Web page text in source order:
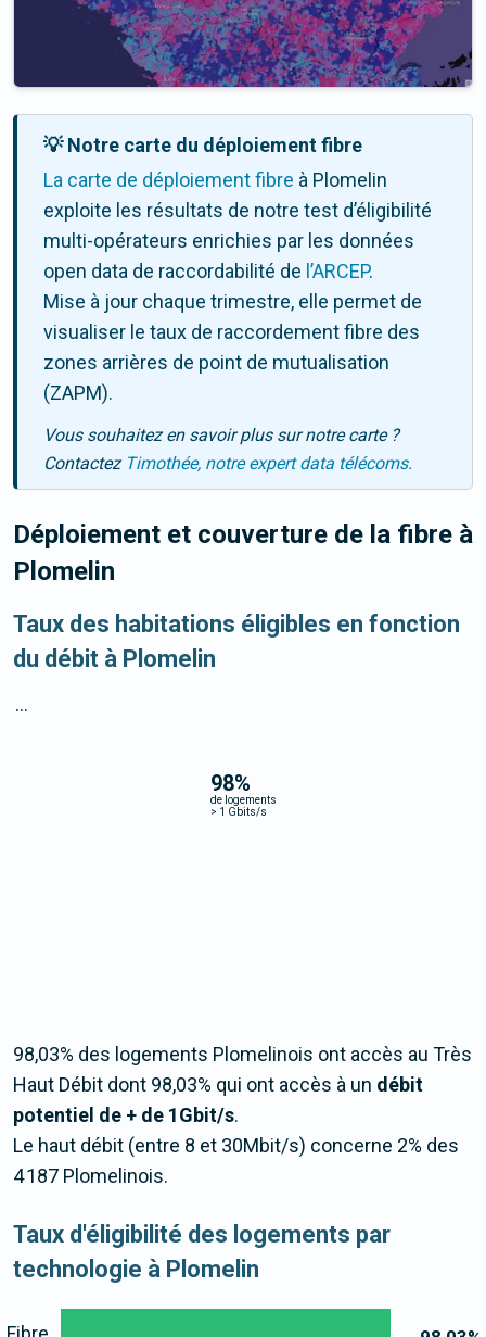
💡 Notre carte du déploiement fibre
La carte de déploiement fibre à Plomelin
exploite les résultats de notre test d’éligibilité
multi-opérateurs enrichies par les données
open data de raccordabilité de l’ARCEP.
Mise à jour chaque trimestre, elle permet de
visualiser le taux de raccordement fibre des
zones arrières de point de mutualisation
(ZAPM).
Vous souhaitez en savoir plus sur notre carte ?
Contactez Timothée, notre expert data télécoms.
Déploiement et couverture de la fibre à
Plomelin
Taux des habitations éligibles en fonction
du débit à Plomelin
98%
de logements
> 1 Gbits/s
...
98,03% des logements Plomelinois ont accès au Très
Haut Débit dont 98,03% qui ont accès à un débit
potentiel de + de 1Gbit/s.
Le haut débit (entre 8 et 30Mbit/s) concerne 2% des
4 187 Plomelinois.
Taux d'éligibilité des logements par
technologie à Plomelin